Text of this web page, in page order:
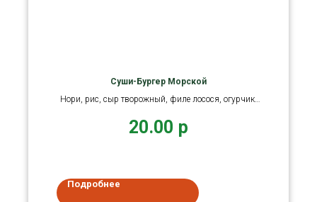
Суши-Бургер Морской
Нори, рис, сыр творожный, филе лосося, огурчик,
20.00 р
Подробнее